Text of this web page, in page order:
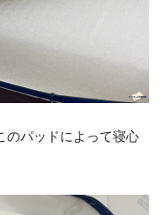
のパッドによって寝心